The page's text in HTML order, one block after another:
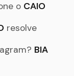
o CAIO
resolve
BIA